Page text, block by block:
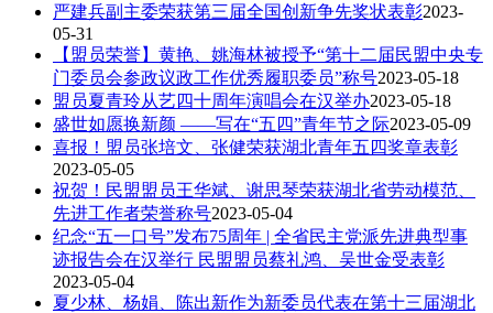
严建兵副主委荣获第三届全国创新争先奖状表彰2023-
05-31
【盟员荣誉】黄艳、姚海林被授予“第十二届民盟中央专
门委员会参政议政工作优秀履职委员”称号2023-05-18
盟员夏青玲从艺四十周年演唱会在汉举办2023-05-18
盛世如愿换新颜 ——写在“五四”青年节之际2023-05-09
喜报！盟员张培文、张健荣获湖北青年五四奖章表彰
2023-05-05
祝贺！民盟盟员王华斌、谢思琴荣获湖北省劳动模范、
先进工作者荣誉称号2023-05-04
纪念“五一口号”发布75周年 | 全省民主党派先进典型事
迹报告会在汉举行 民盟盟员蔡礼鸿、吴世金受表彰
2023-05-04
夏少林、杨娟、陈出新作为新委员代表在第十三届湖北